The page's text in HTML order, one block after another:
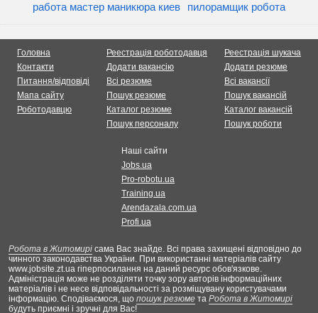
работа мастер маникюра киев
пилорамщик робота
Головна
Контакти
Питання/відповіді
Мапа сайту
Роботодавцю
Реестрація роботодавця
Додати вакансію
Всі резюме
Пошук резюме
Каталог резюме
Пошук персоналу
Реестрація шукача
Додати резюме
Всі вакансії
Пошук вакансій
Каталог вакансій
Пошук роботи
Наші сайти
Jobs.ua
Pro-robotu.ua
Training.ua
Arendazala.com.ua
Profi.ua
Робота в Житомирі сама Вас знайде. Всі права захищені відповідно до
чинного законодавства України. При використанні матеріалів сайту
www.jobsite.zt.ua гіперпосилання на даний ресурс обов'язкове.
Адміністрація може не розділяти точку зору авторів інформаційних
матеріалів і не несе відповідальності за розміщувану користувачами
інформацію. Сподіваємося, що пошук резюме та Робота в Житомирі
будуть приємні і зручні для Вас!